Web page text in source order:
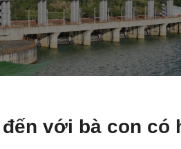
đến với bà con có